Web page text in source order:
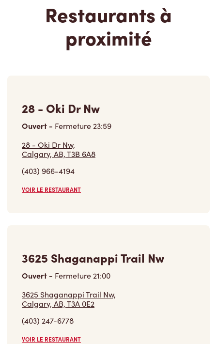
Restaurants à
proximité
28 - Oki Dr Nw
Ouvert - Fermeture23:59
28 - Oki Dr Nw,
Calgary, AB, T3B 6A8
(403) 966-4194
VOIR LE RESTAURANT
3625 Shaganappi Trail Nw
Ouvert - Fermeture21:00
3625 Shaganappi Trail Nw,
Calgary, AB, T3A 0E2
(403) 247-6778
VOIR LE RESTAURANT